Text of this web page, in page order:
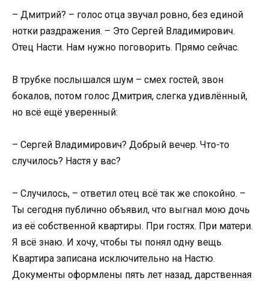
– Дмитрий? – голос отца звучал ровно, без единой
нотки раздражения. – Это Сергей Владимирович.
Отец Насти. Нам нужно поговорить. Прямо сейчас.
В трубке послышался шум – смех гостей, звон
бокалов, потом голос Дмитрия, слегка удивлённый,
но всё ещё уверенный:
– Сергей Владимирович? Добрый вечер. Что-то
случилось? Настя у вас?
– Случилось, – ответил отец всё так же спокойно. –
Ты сегодня публично объявил, что выгнал мою дочь
из её собственной квартиры. При гостях. При матери.
Я всё знаю. И хочу, чтобы ты понял одну вещь.
Квартира записана исключительно на Настю.
Документы оформлены пять лет назад, дарственная